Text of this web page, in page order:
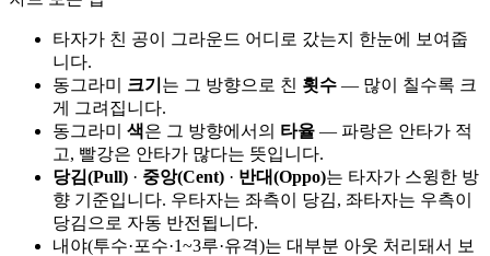
타자가 친 공이 그라운드 어디로 갔는지 한눈에 보여줍
니다.
동그라미 크기 는 그 방향으로 친 횟수 — 많이 칠수록 크
게 그려집니다.
동그라미 색은 그 방향에서의 타율 — 파랑은 안타가 적
고, 빨강은 안타가 많다는 뜻입니다.
당김(Pull) · 중앙(Cent) · 반대(Oppo)는 타자가 스윙한 방
향 기준입니다. 우타자는 좌측이 당김, 좌타자는 우측이
당김으로 자동 반전됩니다.
내야(투수·포수·1~3루·유격)는 대부분 아웃 처리돼서 보